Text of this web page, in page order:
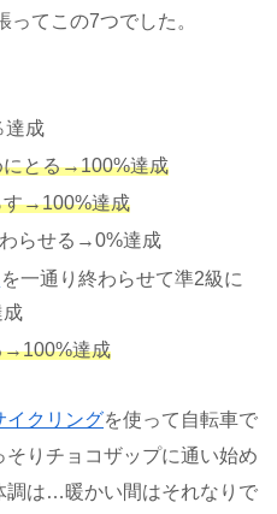
てこの7つでした。
達成
にとる→100%達成
す→100%達成
らせる→0%達成
を一通り終わらせて準2級に
→100%達成
イクリングを使って自転車で
りチョコザップに通い始め
調は…暖かい間はそれなりで